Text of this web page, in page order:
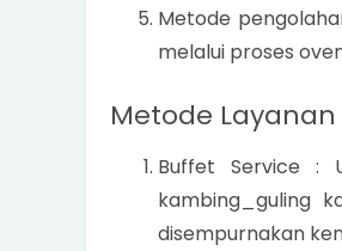
Metode
melalui proses
Metode
Buffet Service :
kambing_guling
disempurnakan